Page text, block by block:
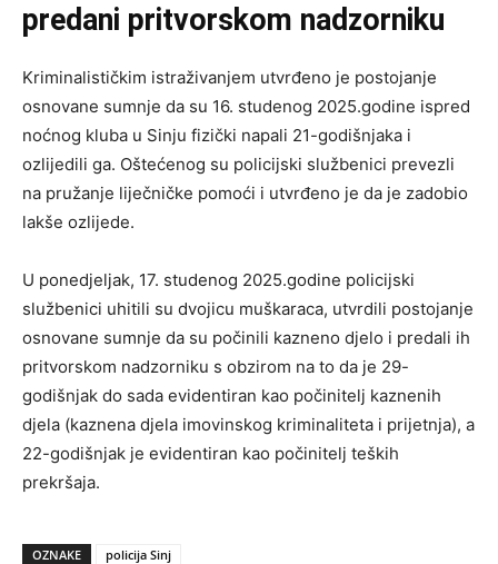
predani pritvorskom nadzorniku
Kriminalističkim istraživanjem utvrđeno je postojanje
osnovane sumnje da su 16. studenog 2025.godine ispred
noćnog kluba u Sinju fizički napali 21-godišnjaka i
ozlijedili ga. Oštećenog su policijski službenici prevezli
na pružanje liječničke pomoći i utvrđeno je da je zadobio
lakše ozlijede.
U ponedjeljak, 17. studenog 2025.godine policijski
službenici uhitili su dvojicu muškaraca, utvrdili postojanje
osnovane sumnje da su počinili kazneno djelo i predali ih
pritvorskom nadzorniku s obzirom na to da je 29-
godišnjak do sada evidentiran kao počinitelj kaznenih
djela (kaznena djela imovinskog kriminaliteta i prijetnja), a
22-godišnjak je evidentiran kao počinitelj teških
prekršaja.
OZNAKE policija Sinj